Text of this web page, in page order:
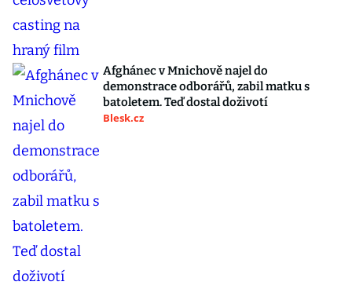
Afghánec v Mnichově najel do
demonstrace odborářů, zabil matku s
batoletem. Teď dostal doživotí
Blesk.cz